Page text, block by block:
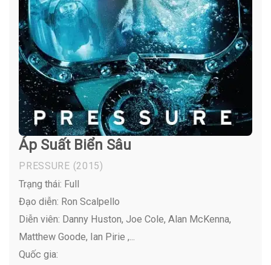
Áp Suất Biển Sâu
PRESSURE (2015)
Trạng thái: Full
Đạo diễn: Ron Scalpello
Diễn viên: Danny Huston, Joe Cole, Alan McKenna,
Matthew Goode, Ian Pirie ,...
Quốc gia: